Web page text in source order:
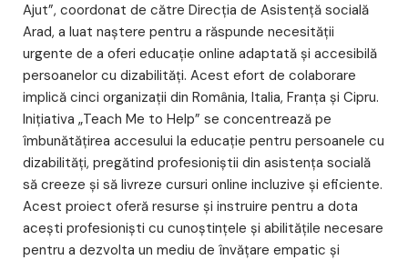
Ajut”, coordonat de către Direcția de Asistență socială
Arad, a luat naștere pentru a răspunde necesității
urgente de a oferi educație online adaptată și accesibilă
persoanelor cu dizabilități. Acest efort de colaborare
implică cinci organizații din România, Italia, Franța și Cipru.
Inițiativa „Teach Me to Help” se concentrează pe
îmbunătățirea accesului la educație pentru persoanele cu
dizabilități, pregătind profesioniștii din asistența socială
să creeze și să livreze cursuri online incluzive și eficiente.
Acest proiect oferă resurse și instruire pentru a dota
acești profesioniști cu cunoștințele și abilitățile necesare
pentru a dezvolta un mediu de învățare empatic și